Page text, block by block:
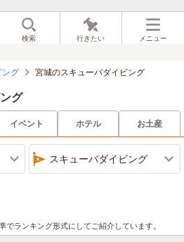
検索 行きたい メニュー
ング 宮城のスキューバダイビング
グ
イベント ホテル お土産
スキューバダイビング
でランキング形式にしてご紹介しています。